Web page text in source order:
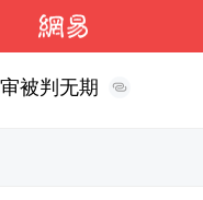
被判无期